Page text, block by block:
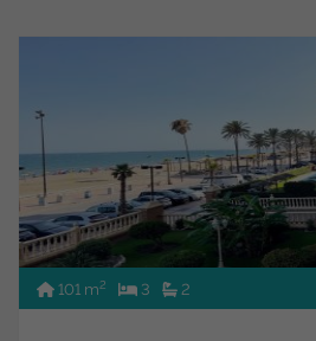
101 m2 3 2